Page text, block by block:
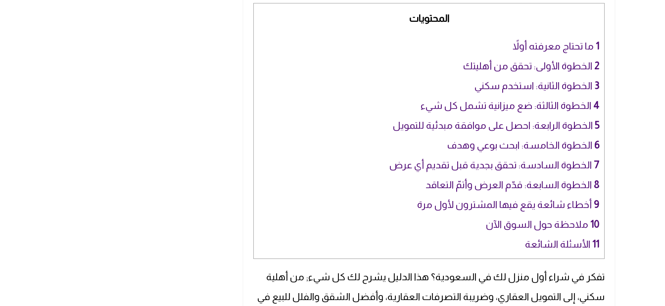
المحتويات
1 ما تحتاج معرفته أولاً
2 الخطوة الأولى: تحقق من أهليتك
3 الخطوة الثانية: استخدم سكني
4 الخطوة الثالثة: ضع ميزانية تشمل كل شيء
5 الخطوة الرابعة: احصل على موافقة مبدئية للتمويل
6 الخطوة الخامسة: ابحث بوعي وهدف
7 الخطوة السادسة: تحقق بجدية قبل تقديم أي عرض
8 الخطوة السابعة: قدّم العرض وأتمّ التعاقد
9 أخطاء شائعة يقع فيها المشترون لأول مرة
10 ملاحظة حول السوق الآن
11 الأسئلة الشائعة
تفكر في شراء أول منزل لك في السعودية؟ هذا الدليل يشرح لك كل شيء; من أهلية
سكني، إلى التمويل العقاري، وضريبة التصرفات العقارية، وأفضل الشقق والفلل للبيع في